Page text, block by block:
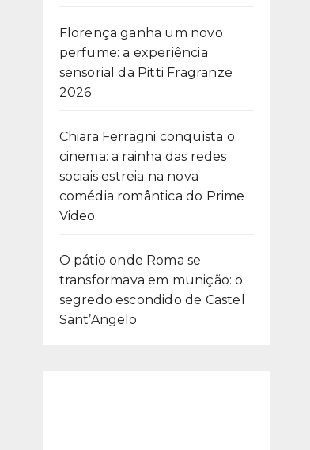
Florença ganha um novo
perfume: a experiência
sensorial da Pitti Fragranze
2026
Chiara Ferragni conquista o
cinema: a rainha das redes
sociais estreia na nova
comédia romântica do Prime
Video
O pátio onde Roma se
transformava em munição: o
segredo escondido de Castel
Sant’Angelo